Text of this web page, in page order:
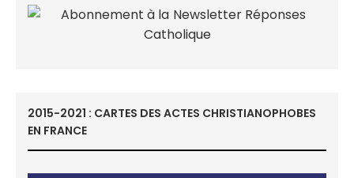
2015-2021 : CARTES DES ACTES CHRISTIANOPHOBES
EN FRANCE